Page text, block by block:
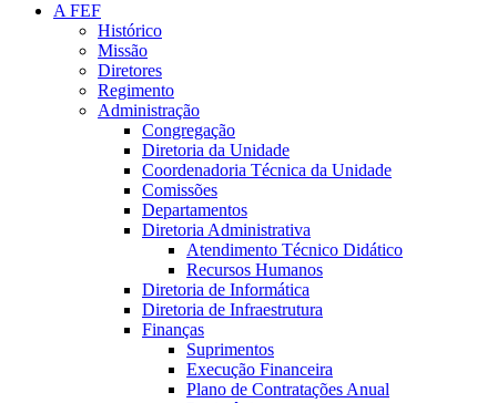
A FEF
Histórico
Missão
Diretores
Regimento
Administração
Congregação
Diretoria da Unidade
Coordenadoria Técnica da Unidade
Comissões
Departamentos
Diretoria Administrativa
Atendimento Técnico Didático
Recursos Humanos
Diretoria de Informática
Diretoria de Infraestrutura
Finanças
Suprimentos
Execução Financeira
Plano de Contratações Anual